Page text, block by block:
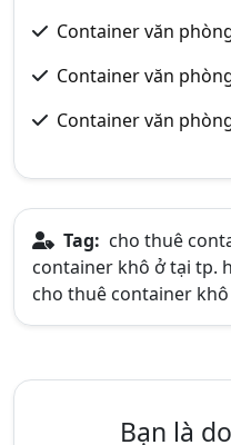
Container văn
Container văn
Container văn
Tag: cho thuê
container khô ở tại tp.
cho thuê container
Bạn là